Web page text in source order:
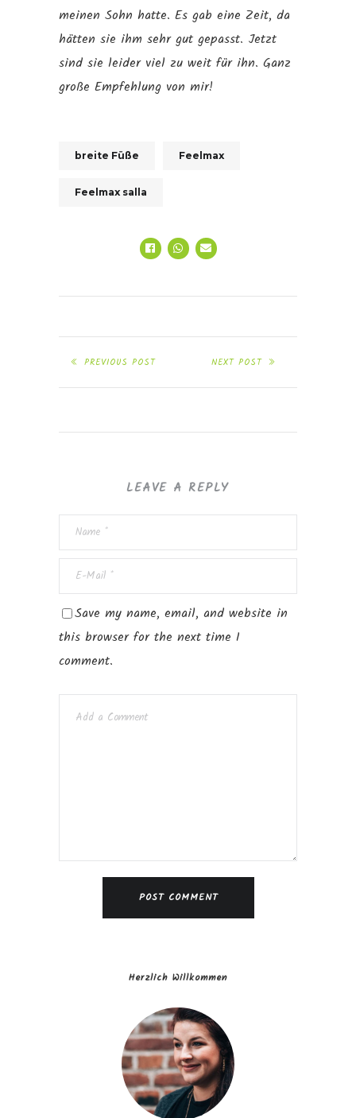
meinen Sohn hatte. Es gab eine Zeit, da
hätten sie ihm sehr gut gepasst. Jetzt
sind sie leider viel zu weit für ihn. Ganz
große Empfehlung von mir!
breite Füße Feelmax
Feelmax salla
PREVIOUS POST NEXT POST
LEAVE A REPLY
Save my name, email, and website in
this browser for the next time I
comment.
Herzlich Willkommen